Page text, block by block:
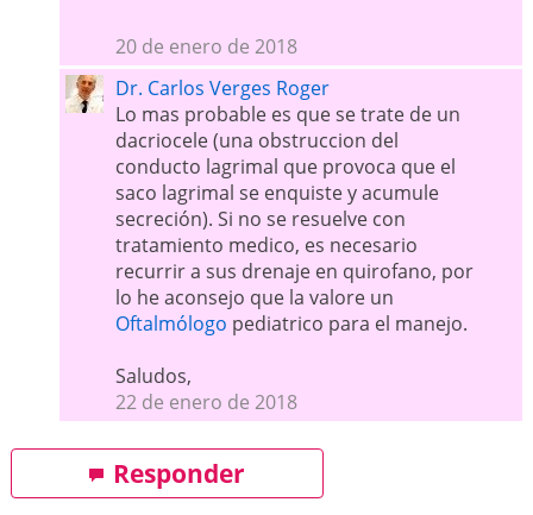
20 de enero de 2018
Dr. Carlos Verges Roger
Lo mas probable es que se trate de un
dacriocele (una obstruccion del
conducto lagrimal que provoca que el
saco lagrimal se enquiste y acumule
secreción). Si no se resuelve con
tratamiento medico, es necesario
recurrir a sus drenaje en quirofano, por
lo he aconsejo que la valore un
Oftalmólogo pediatrico para el manejo.
Saludos,
22 de enero de 2018
Responder